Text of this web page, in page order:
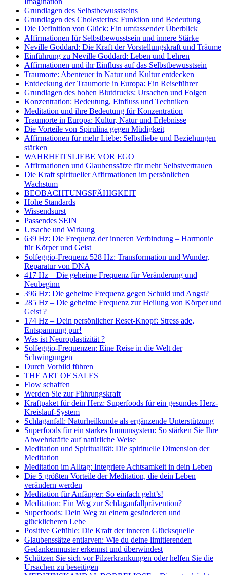
Grundlagen des Selbstbewusstseins
Grundlagen des Cholesterins: Funktion und Bedeutung
Die Definition von Glück: Ein umfassender Überblick
Affirmationen für Selbstbewusstsein und innere Stärke
Neville Goddard: Die Kraft der Vorstellungskraft und Träume
Einführung zu Neville Goddard: Leben und Lehren
Affirmationen und ihr Einfluss auf das Selbstbewusstsein
Traumorte: Abenteuer in Natur und Kultur entdecken
Entdeckung der Traumorte in Europa: Ein Reiseführer
Grundlagen des hohen Blutdrucks: Ursachen und Folgen
Konzentration: Bedeutung, Einfluss und Techniken
Meditation und ihre Bedeutung für Konzentration
Traumorte in Europa: Kultur, Natur und Erlebnisse
Die Vorteile von Spirulina gegen Müdigkeit
Affirmationen für mehr Liebe: Selbstliebe und Beziehungen
stärken
WAHRHEITSLIEBE VOR EGO
Affirmationen und Glaubenssätze für mehr Selbstvertrauen
Die Kraft spiritueller Affirmationen im persönlichen
Wachstum
BEOBACHTUNGSFÄHIGKEIT
Hohe Standards
Wissendsurst
Passendes SEIN
Ursache und Wirkung
639 Hz: Die Frequenz der inneren Verbindung – Harmonie
für Körper und Geist
Solfeggio-Frequenz 528 Hz: Transformation und Wunder,
Reparatur von DNA
417 Hz – Die geheime Frequenz für Veränderung und
Neubeginn
396 Hz: Die geheime Frequenz gegen Schuld und Angst?
285 Hz – Die geheime Frequenz zur Heilung von Körper und
Geist ?
174 Hz – Dein persönlicher Reset-Knopf: Stress ade,
Entspannung pur!
Was ist Neuroplastizität ?
Solfeggio-Frequenzen: Eine Reise in die Welt der
Schwingungen
Durch Vorbild führen
THE ART OF SALES
Flow schaffen
Werden Sie zur Führungskraft
Kraftpaket für dein Herz: Superfoods für ein gesundes Herz-
Kreislauf-System
Schlaganfall: Naturheilkunde als ergänzende Unterstützung
Superfoods für ein starkes Immunsystem: So stärken Sie Ihre
Abwehrkräfte auf natürliche Weise
Meditation und Spiritualität: Die spirituelle Dimension der
Meditation
Meditation im Alltag: Integriere Achtsamkeit in dein Leben
Die 5 größten Vorteile der Meditation, die dein Leben
verändern werden
Meditation für Anfänger: So einfach geht’s!
Meditation: Ein Weg zur Schlaganfallprävention?
Superfoods: Dein Weg zu einem gesünderen und
glücklicheren Lebe
Positive Gefühle: Die Kraft der inneren Glücksquelle
Glaubenssätze entlarven: Wie du deine limitierenden
Gedankenmuster erkennst und überwindest
Schützen Sie sich vor Pilzerkrankungen oder helfen Sie die
Ursachen zu beseitigen